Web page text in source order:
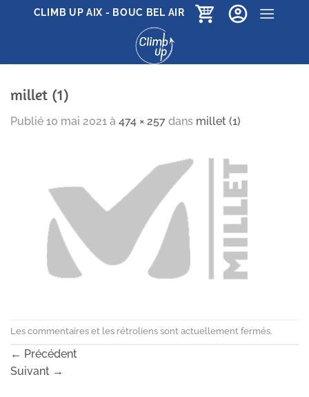
PasserCLIMB UP AIX - BOUC BEL AIR
millet (1)
Publié 10 mai 2021 à 474 × 257 dans millet (1)
Les commentaires et les rétroliens sont actuellement fermés.
← Précédent
Suivant →